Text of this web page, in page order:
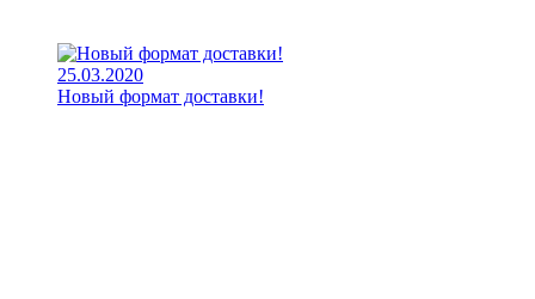
25.03.2020
Новый формат доставки!